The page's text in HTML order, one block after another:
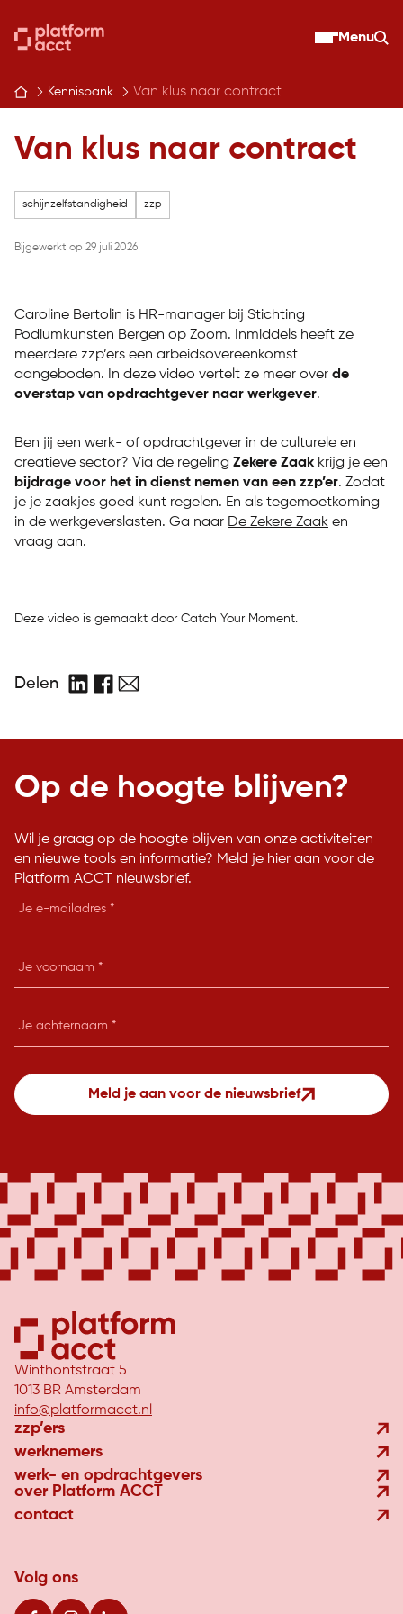
content
Menu
Kennisbank Van klus naar contract
Van klus naar contract
schijnzelfstandigheid zzp
Bijgewerkt op 29 juli 2026
Caroline Bertolin is HR-manager bij Stichting
Podiumkunsten Bergen op Zoom. Inmiddels heeft ze
meerdere zzp’ers een arbeidsovereenkomst
aangeboden. In deze video vertelt ze meer over de
overstap van opdrachtgever naar werkgever.
Ben jij een werk- of opdrachtgever in de culturele en
creatieve sector? Via de regeling Zekere Zaak krijg je een
bijdrage voor het in dienst nemen van een zzp’er. Zodat
je je zaakjes goed kunt regelen. En als tegemoetkoming
in de werkgeverslasten. Ga naar De Zekere Zaak en
vraag aan.
Deze video is gemaakt door Catch Your Moment.
Delen
LinkedInFacebook
E-
Op de hoogte blijven?
Wil je graag op de hoogte blijven van onze activiteiten
en nieuwe tools en informatie? Meld je hier aan voor de
Platform ACCT nieuwsbrief.
Meld je aan voor de nieuwsbrief
Winthontstraat 5
1013 BR Amsterdam
info@platformacct.nl
zzp’ers
werknemers
werk- en opdrachtgevers
over Platform ACCT
contact
Volg ons